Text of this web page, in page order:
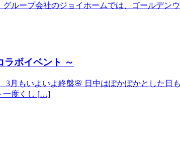
ループ会社のジョイホームでは、ゴールデン
ラボイベント ～
3月もいよいよ終盤🌸 日中はぽかぽかとした
一度くし […]